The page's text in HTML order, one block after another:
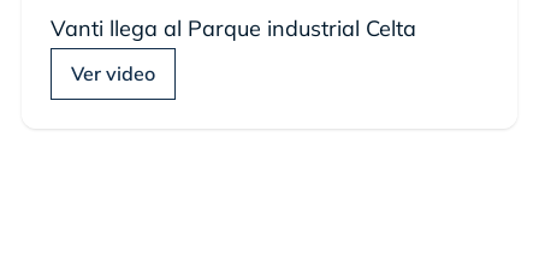
Vanti llega al Parque industrial Celta
Ver video